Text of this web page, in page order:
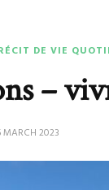
DE VIE
–
MARCH 2023